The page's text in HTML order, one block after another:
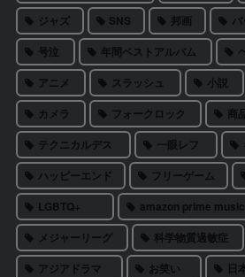
ジャズ SNS 邦画
号泣
年間ベストアルバム
アニメ
スラッシュ 小説
カメラ
フォークロック 商
テクニカルデス
一眼レフ
ハッピーエンド
フリーゲーム
LGBTQ+
amazon prime music
メジャーリーグ
科学物質過敏症
アジアドラマ
お笑い 日